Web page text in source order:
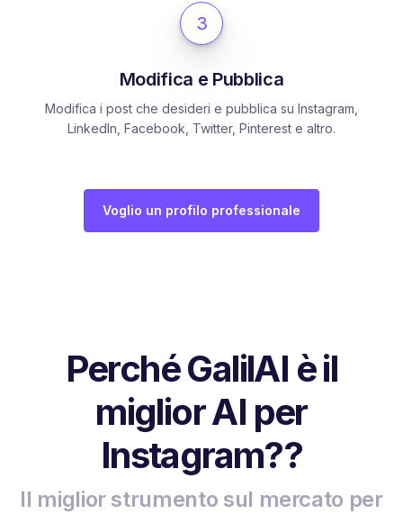
3
Modifica e Pubblica
Modifica i post che desideri e pubblica su Instagram,
LinkedIn, Facebook, Twitter, Pinterest e altro.
Voglio un profilo professionale
Perché GalilAI è il
miglior AI per
Instagram??
Il miglior strumento sul mercato per